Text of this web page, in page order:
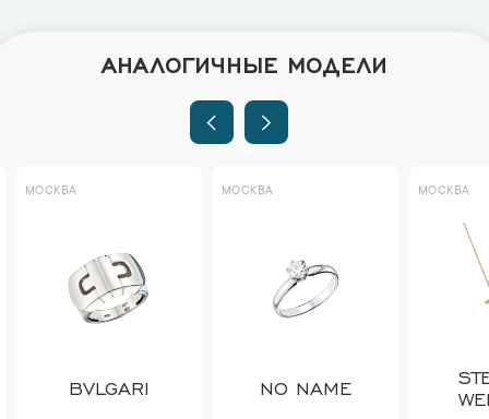
АНАЛОГИЧНЫЕ МОДЕЛИ
МОСКВА
BVLGARI
МОСКВА
NO NAME
МОСКВА